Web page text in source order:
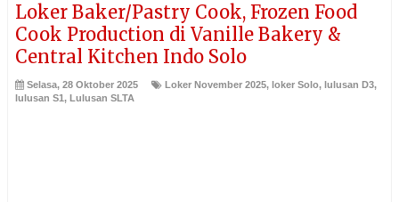
Loker Baker/Pastry Cook, Frozen Food
Cook Production di Vanille Bakery &
Central Kitchen Indo Solo
Selasa, 28 Oktober 2025 Loker November 2025, loker Solo, lulusan D3,
lulusan S1 , Lulusan SLTA